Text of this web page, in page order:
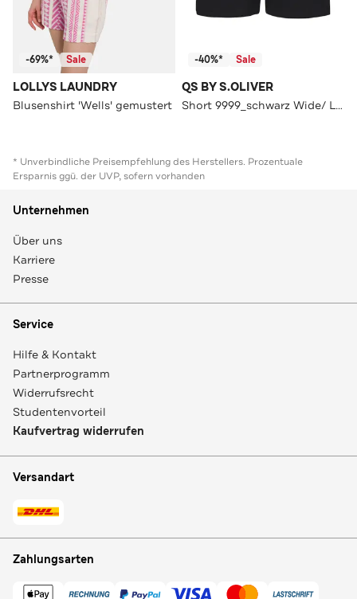
-69%* Sale
LOLLYS LAUNDRY
Blusenshirt 'Wells' gemustert
-40%* Sale
QS BY S.OLIVER
Short 9999_schwarz Wide/ Loose Fit
* Unverbindliche Preisempfehlung des Herstellers. Prozentuale
Ersparnis ggü. der UVP, sofern vorhanden
Unternehmen
Über uns
Karriere
Presse
Service
Hilfe & Kontakt
Partnerprogramm
Widerrufsrecht
Studentenvorteil
Kaufvertrag widerrufen
Versandart
Zahlungsarten